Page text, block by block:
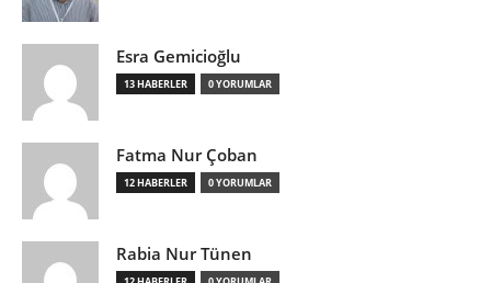
Esra Gemicioğlu
13 HABERLER 0 YORUMLAR
Fatma Nur Çoban
12 HABERLER 0 YORUMLAR
Rabia Nur Tünen